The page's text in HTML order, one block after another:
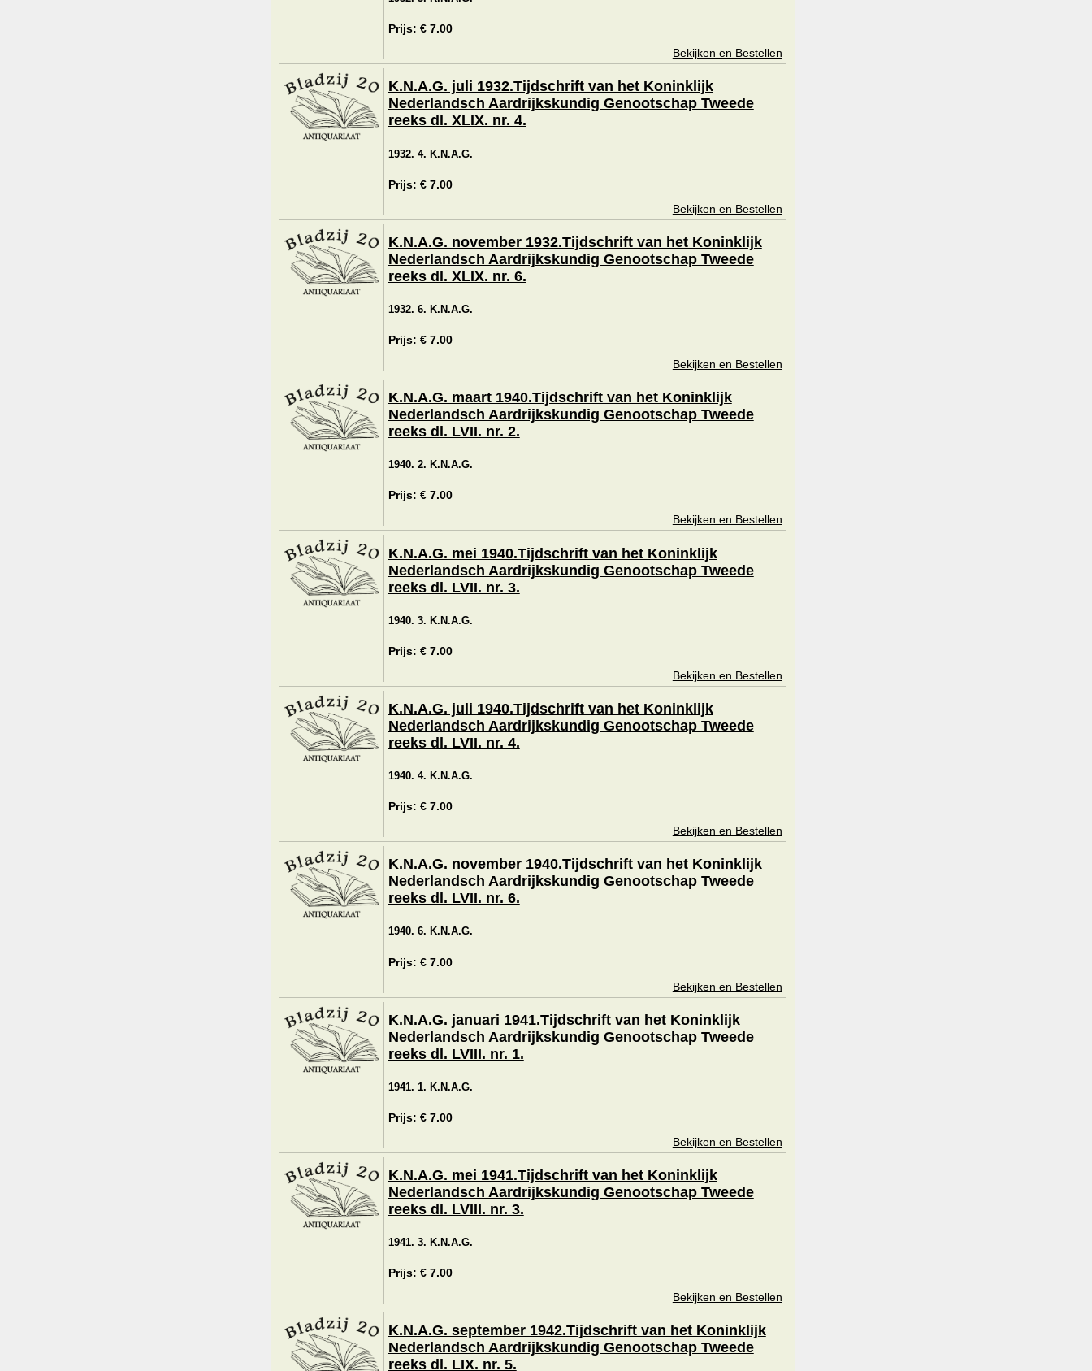
Prijs: € 7.00
Bekijken en Bestellen
K.N.A.G. juli 1932.Tijdschrift van het Koninklijk
Nederlandsch Aardrijkskundig Genootschap Tweede
reeks dl. XLIX. nr. 4.
1932. 4. K.N.A.G.
Prijs: € 7.00
Bekijken en Bestellen
K.N.A.G. november 1932.Tijdschrift van het Koninklijk
Nederlandsch Aardrijkskundig Genootschap Tweede
reeks dl. XLIX. nr. 6.
1932. 6. K.N.A.G.
Prijs: € 7.00
Bekijken en Bestellen
K.N.A.G. maart 1940.Tijdschrift van het Koninklijk
Nederlandsch Aardrijkskundig Genootschap Tweede
reeks dl. LVII. nr. 2.
1940. 2. K.N.A.G.
Prijs: € 7.00
Bekijken en Bestellen
K.N.A.G. mei 1940.Tijdschrift van het Koninklijk
Nederlandsch Aardrijkskundig Genootschap Tweede
reeks dl. LVII. nr. 3.
1940. 3. K.N.A.G.
Prijs: € 7.00
Bekijken en Bestellen
K.N.A.G. juli 1940.Tijdschrift van het Koninklijk
Nederlandsch Aardrijkskundig Genootschap Tweede
reeks dl. LVII. nr. 4.
1940. 4. K.N.A.G.
Prijs: € 7.00
Bekijken en Bestellen
K.N.A.G. november 1940.Tijdschrift van het Koninklijk
Nederlandsch Aardrijkskundig Genootschap Tweede
reeks dl. LVII. nr. 6.
1940. 6. K.N.A.G.
Prijs: € 7.00
Bekijken en Bestellen
K.N.A.G. januari 1941.Tijdschrift van het Koninklijk
Nederlandsch Aardrijkskundig Genootschap Tweede
reeks dl. LVIII. nr. 1.
1941. 1. K.N.A.G.
Prijs: € 7.00
Bekijken en Bestellen
K.N.A.G. mei 1941.Tijdschrift van het Koninklijk
Nederlandsch Aardrijkskundig Genootschap Tweede
reeks dl. LVIII. nr. 3.
1941. 3. K.N.A.G.
Prijs: € 7.00
Bekijken en Bestellen
K.N.A.G. september 1942.Tijdschrift van het Koninklijk
Nederlandsch Aardrijkskundig Genootschap Tweede
reeks dl. LIX. nr. 5.